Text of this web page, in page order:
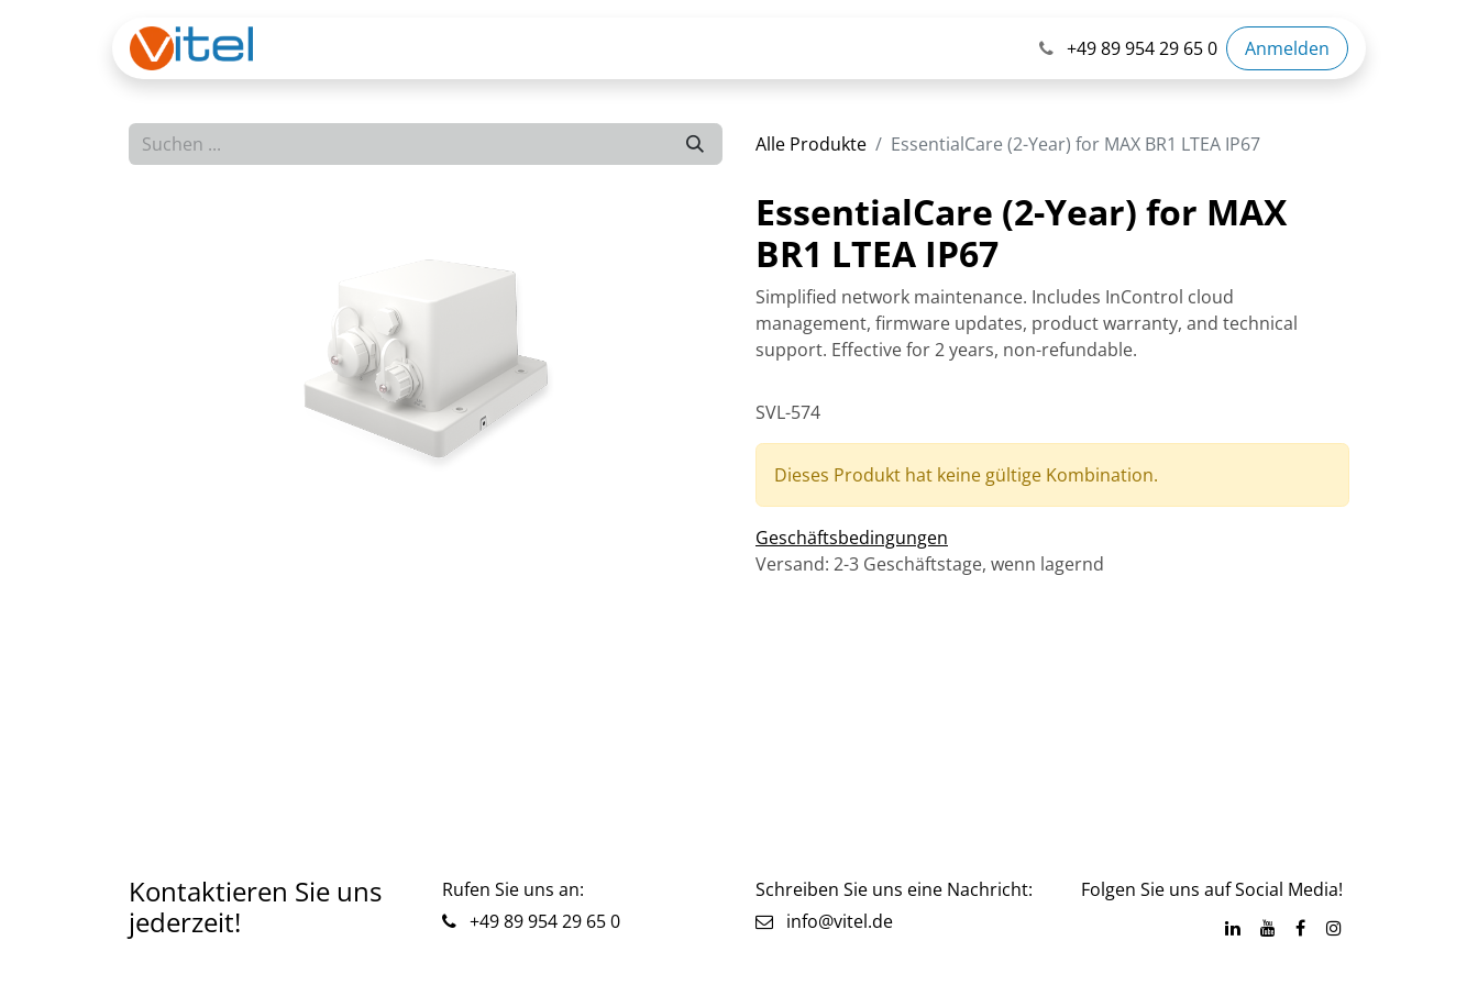
+49 89 954 29 65 0 Anmelden
Alle Produkte EssentialCare (2-Year) for MAX BR1 LTEA IP67
EssentialCare (2-Year) for MAX
BR1 LTEA IP67
Simplified network maintenance. Includes InControl cloud
management, firmware updates, product warranty, and technical
support. Effective for 2 years, non-refundable.
SVL-574
Dieses Produkt hat keine gültige Kombination.
Geschäftsbedingungen
Versand: 2-3 Geschäftstage, wenn lagernd
Kontaktieren Sie uns
jederzeit!
Rufen Sie uns an:
+49 89 954 29 65 0
Schreiben Sie uns eine Nachricht:
info@vitel.de
Folgen Sie uns auf Social Media!